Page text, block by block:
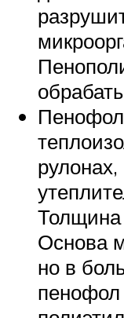
Основа
но в